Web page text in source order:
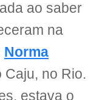
ao saber
na
Norma
Caju, no Rio.
estava o